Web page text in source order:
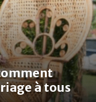
à tous